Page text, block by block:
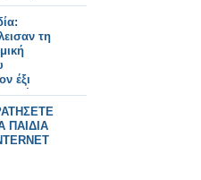
τη
έξι
σε έναν
ΠΑΙΔΙΑ